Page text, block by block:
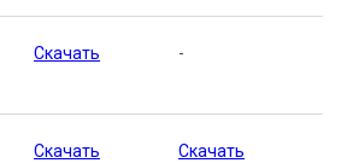
Скачать -
Скачать Скачать